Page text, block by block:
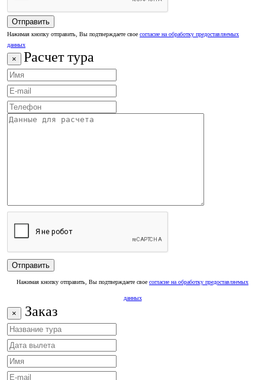
Нажимая кнопку отправить, Вы подтверждаете свое согласие на обработку предоставляемых
данных
× Расчет тура
Нажимая кнопку отправить, Вы подтверждаете свое согласие на обработку предоставляемых
данных
× Заказ